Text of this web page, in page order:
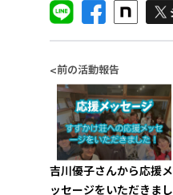
<前の活動報告
吉川優子さんから応援メ
ッセージをいただきまし